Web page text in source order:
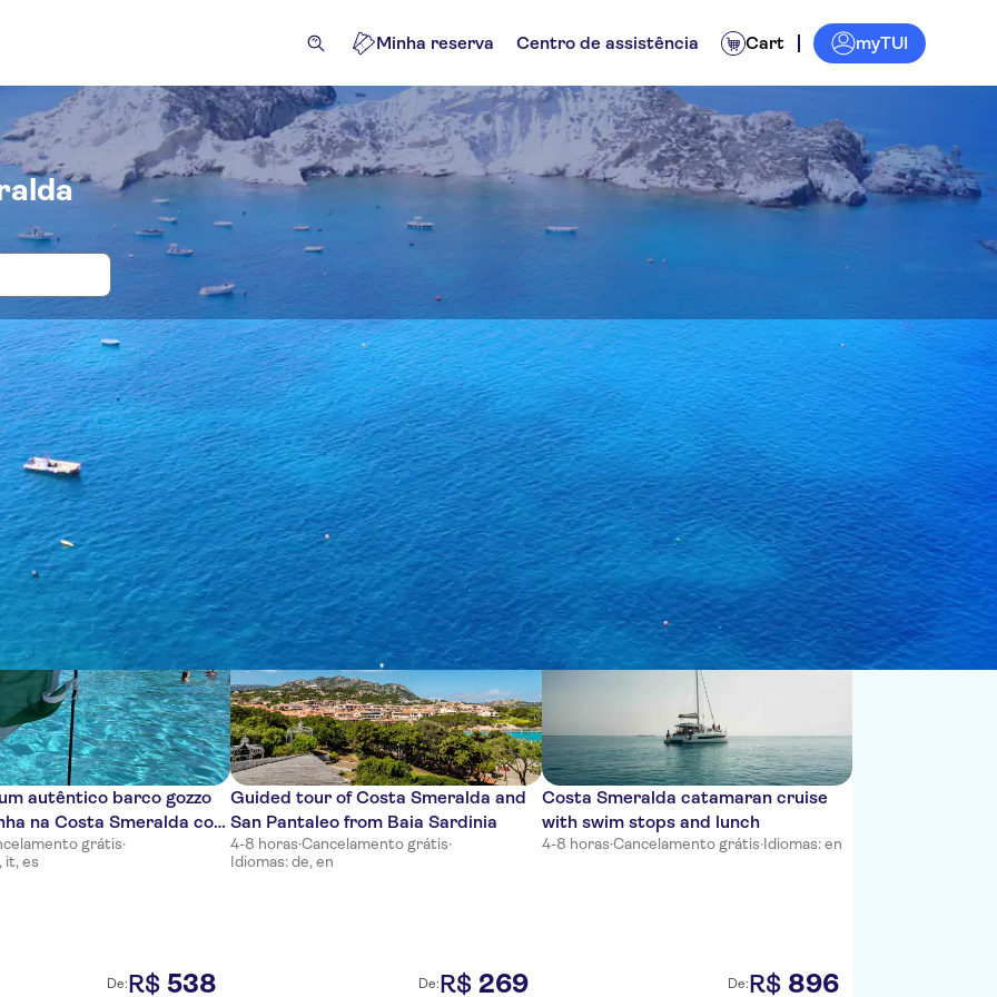
Minha reserva Centro de assistência Cart myTUI
bilhetes para Costa Esmeralda
e passeios de um dia Atividades Atrações e visitas guiadas
Ordenar por:
autêntico barco gozzo
na Costa Smeralda com
grátis·
it, es
De:R$ 538
Guided tour of Costa Smeralda and
San Pantaleo from Baia Sardinia
4-8 horas·Cancelamento grátis·
Idiomas: de, en
De:R$ 269
Costa Smeralda catamaran cruise
with swim stops and lunch
4-8 horas·Cancelamento grátis·Idiomas: en
De:R$ 896